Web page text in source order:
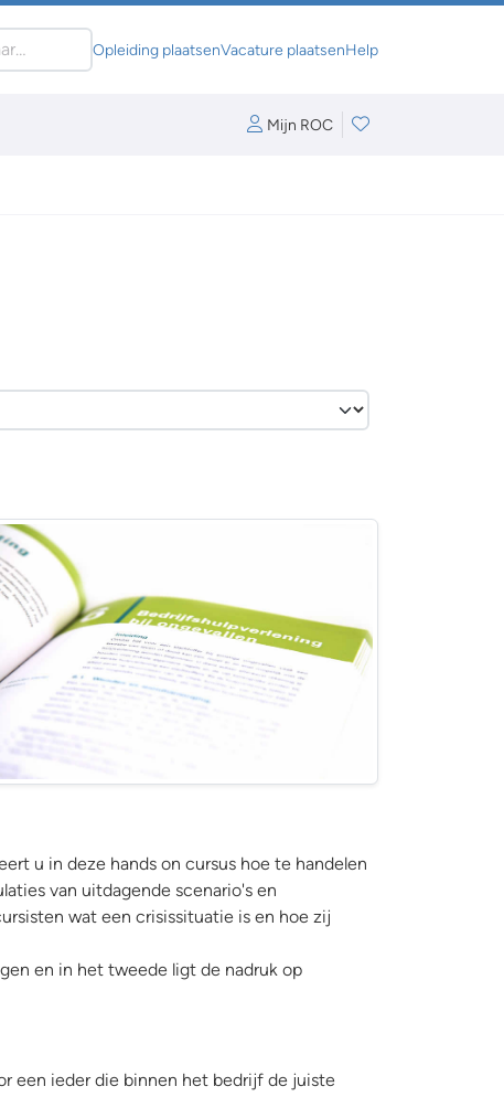
Opleiding plaatsenVacature plaatsenHelp
Mijn ROC
u in deze hands on cursus hoe te handelen
van uitdagende scenario's en
wat een crisissituatie is en hoe zij
en in het tweede ligt de nadruk op
een ieder die binnen het bedrijf de juiste